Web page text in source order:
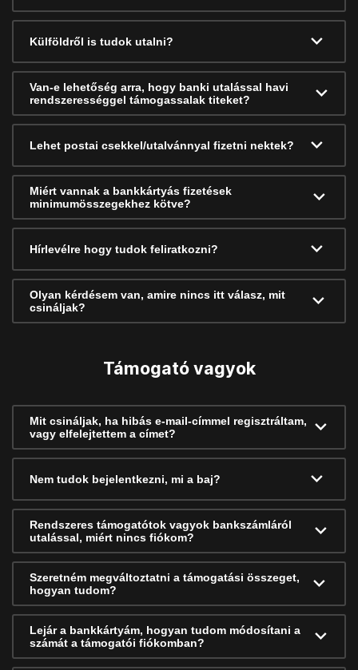
Külföldről is tudok utalni?
Van-e lehetőség arra, hogy banki utalással havi
rendszerességgel támogassalak titeket?
Lehet postai csekkel/utalvánnyal fizetni nektek?
Miért vannak a bankkártyás fizetések
minimumösszegekhez kötve?
Hírlevélre hogy tudok feliratkozni?
Olyan kérdésem van, amire nincs itt válasz, mit
csináljak?
Támogató vagyok
Mit csináljak, ha hibás e-mail-címmel regisztráltam,
vagy elfelejtettem a címet?
Nem tudok bejelentkezni, mi a baj?
Rendszeres támogatótok vagyok bankszámláról
utalással, miért nincs fiókom?
Szeretném megváltoztatni a támogatási összeget,
hogyan tudom?
Lejár a bankkártyám, hogyan tudom módosítani a
számát a támogatói fiókomban?